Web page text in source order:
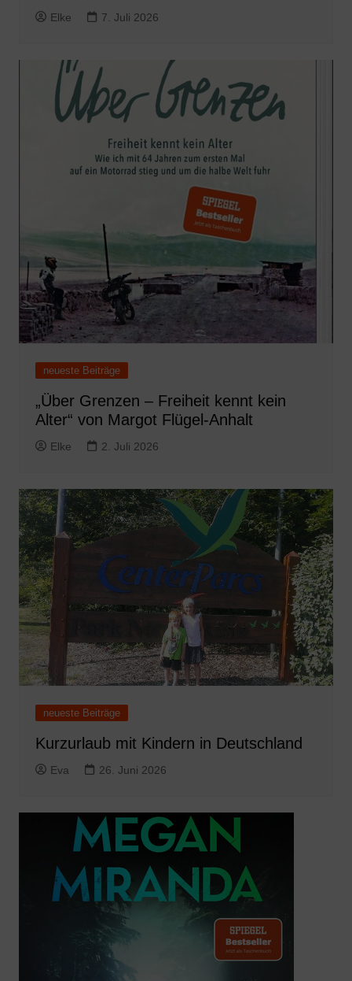
Elke 7. Juli 2026
neueste Beiträge
„Über Grenzen – Freiheit kennt kein
Alter“ von Margot Flügel-Anhalt
Elke 2. Juli 2026
neueste Beiträge
Kurzurlaub mit Kindern in Deutschland
Eva 26. Juni 2026